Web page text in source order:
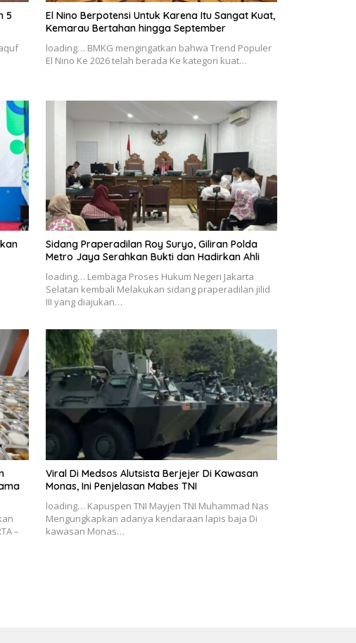
5
El Nino Berpotensi Untuk Karena Itu Sangat Kuat,
Kemarau Bertahan hingga September
loading… BMKG mengingatkan bahwa Trend Populer
El Nino Ke 2026 telah berada Ke kategori kuat…
Sidang Praperadilan Roy Suryo, Giliran Polda
Metro Jaya Serahkan Bukti dan Hadirkan Ahli
loading… Lembaga Proses Hukum Negeri Jakarta
Selatan kembali Melakukan sidang praperadilan jilid
III yang diajukan…
–
Viral Di Medsos Alutsista Berjejer Di Kawasan
Monas, Ini Penjelasan Mabes TNI
loading… Kapuspen TNI Mayjen TNI Muhammad Nas
Mengungkapkan adanya kendaraan lapis baja Di
kawasan Monas…